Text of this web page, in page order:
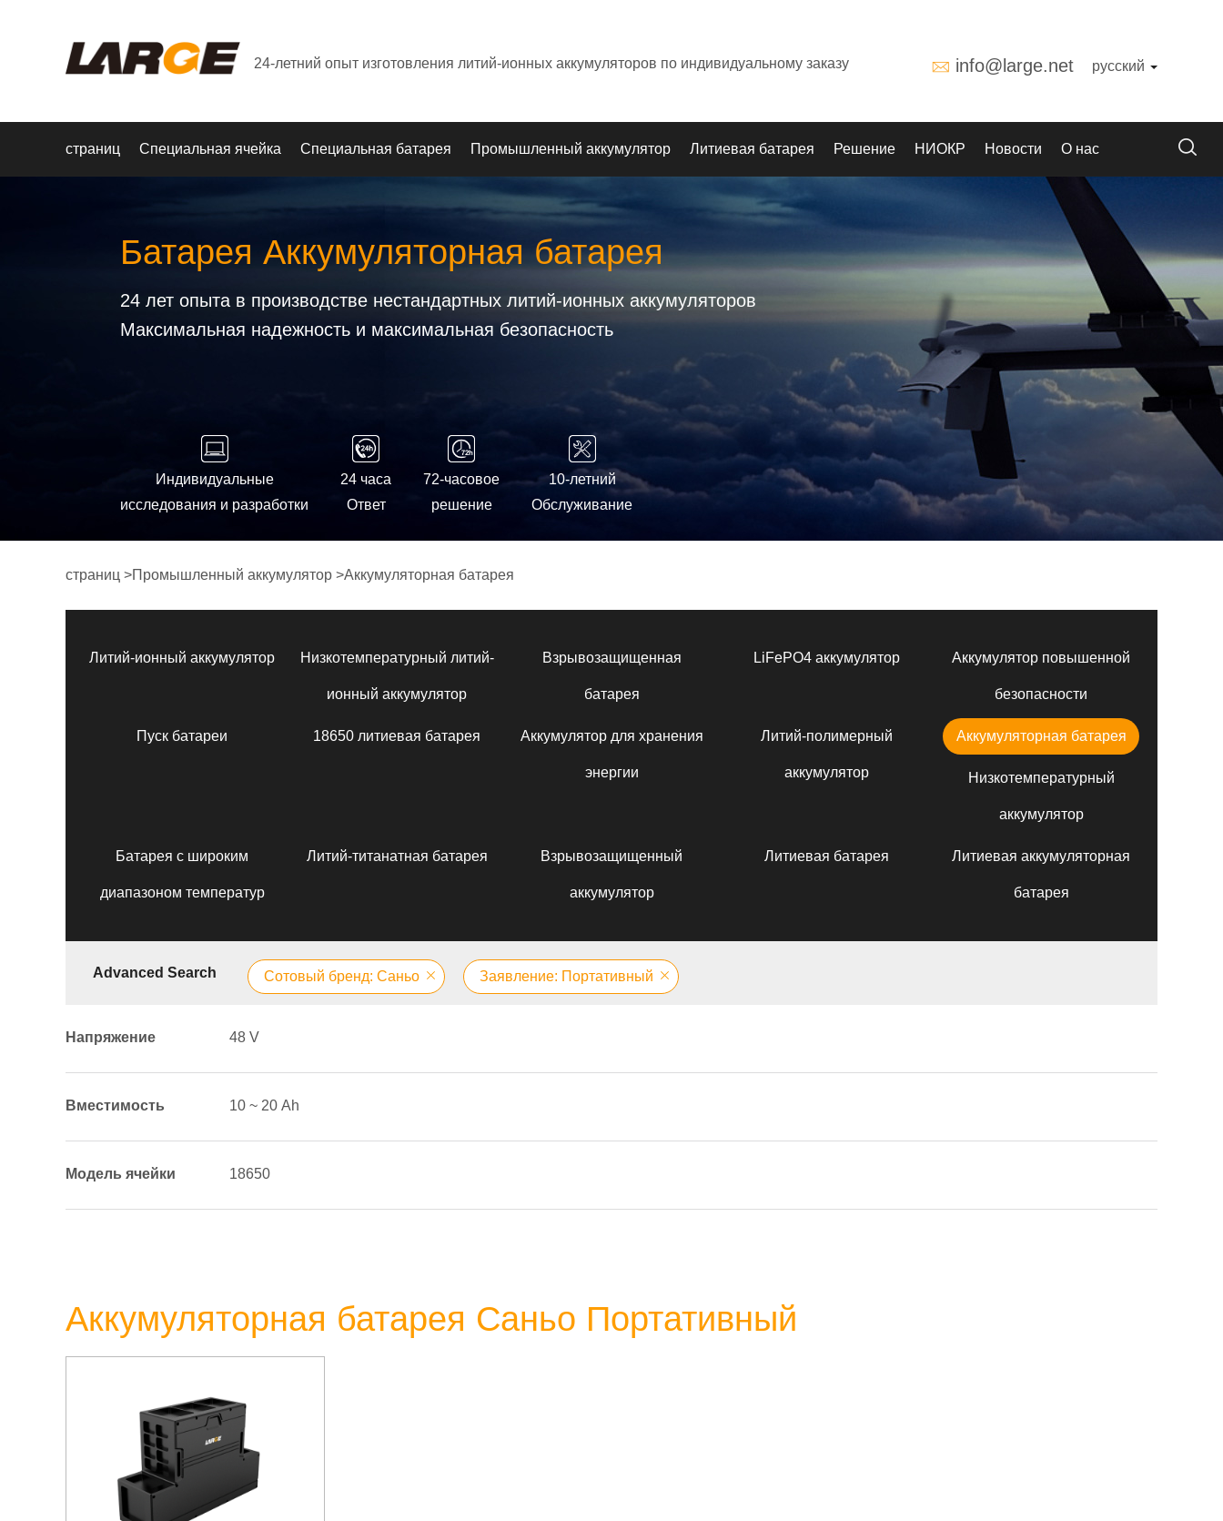
24-летний опыт изготовления литий-ионных аккумуляторов по индивидуальному заказу info@large.net русский
страниц Специальная ячейка Специальная батарея Промышленный аккумулятор Литиевая батарея Решение НИОКР Новости О нас
Батарея Аккумуляторная батарея
24 лет опыта в производстве нестандартных литий-ионных аккумуляторов
Максимальная надежность и максимальная безопасность
Индивидуальные
исследования и разработки
24 часа
Ответ
72-часовое
решение
10-летний
Обслуживание
страниц >Промышленный аккумулятор >Аккумуляторная батарея
Литий-ионный аккумулятор Низкотемпературный литий-
ионный аккумулятор
Взрывозащищенная
батарея
LiFePO4 аккумулятор Аккумулятор повышенной
безопасности
Пуск батареи 18650 литиевая батарея Аккумулятор для хранения
энергии
Литий-полимерный
аккумулятор
Аккумуляторная батарея
Низкотемпературный
аккумулятор
Батарея с широким
диапазоном температур
Литий-титанатная батарея Взрывозащищенный
аккумулятор
Литиевая батарея Литиевая аккумуляторная
батарея
Advanced Search Сотовый бренд: Саньо Заявление: Портативный
Напряжение 48 V
Вместимость 10 ~ 20 Аh
Модель ячейки 18650
Аккумуляторная батарея Саньо Портативный